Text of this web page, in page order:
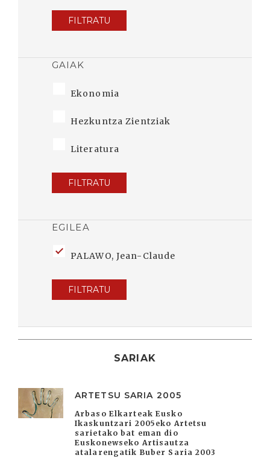
FILTRATU
GAIAK
Ekonomia
Hezkuntza Zientziak
Literatura
FILTRATU
EGILEA
PALAWO, Jean-Claude
FILTRATU
SARIAK
ARTETSU SARIA 2005
Arbaso Elkarteak Eusko
Ikaskuntzari 2005eko Artetsu
sarietako bat eman dio
Euskonewseko Artisautza
atalarengatik Buber Saria 2003